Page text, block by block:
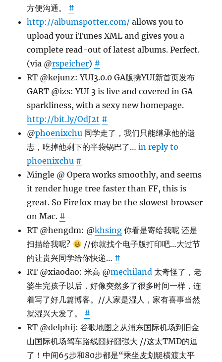
方便沟通。 #
http://albumspotter.com/ allows you to
upload your iTunes XML and gives you a
complete read-out of latest albums. Perfect.
(via @rspeicher) #
RT @kejunz: YUI3.0.0 GA版携YUI新首页发布
GART @izs: YUI 3 is live and covered in GA
sparkliness, with a sexy new homepage.
http://bit.ly/OdJ2t #
@phoenixchu 同学走了，我们只能继承他的遗
志，吃掉他剩下的半袋锅巴了…in reply to
phoenixchu #
Mingle @ Opera works smoothly, and seems
it render huge tree faster than FF, this is
great. So Firefox may be the slowest browser
on Mac. #
RT @hengdm: @khsing 你看是寄给我呢 还是
扫描给我呢?
//你就找个电子版打印吧…大过节
的让贵兴同学给你快递… #
RT @xiaodao: 米高 @mechiland 太奇怪了，老
婆生完孩子以后，好像突然多了很多时间一样，连
着写了好几篇博客。//人家是湿人，家有喜事当然
就湿兴大发了。 #
RT @delphij: 谷歌地图之从浦东国际机场到旧金
山国际机场驾车路线囧好囧强大 //这太TMD的逗
了！中间65步和80步都是“乘坐皮划艇横渡太平